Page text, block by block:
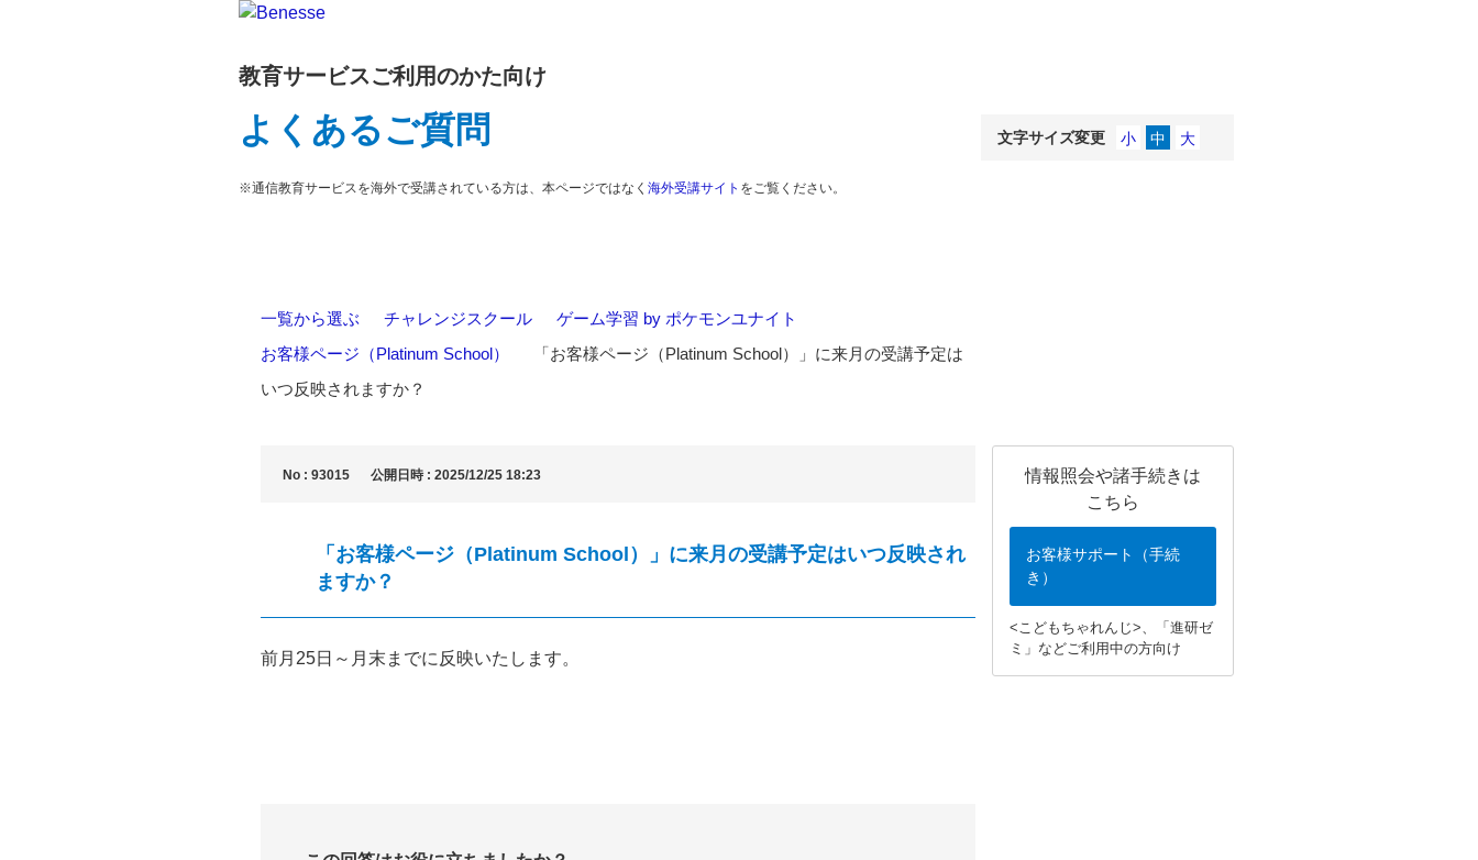
教育サービスご利用のかた向け
よくあるご質問
※通信教育サービスを海外で受講されている方は、本ページではなく 海外受講サイト をご覧ください。
文字サイズ変更
一覧から選ぶ チャレンジスクール ゲーム学習 by ポケモンユナイト
お客様ページ（Platinum School）
「お客様ページ（Platinum School）」に来月の受講予定は
いつ反映されますか？
情報照会や諸手続きは
こちら
お客様サポート（手続
き）
<こどもちゃれんじ>、「進研ゼ
ミ」などご利用中の方向け
No : 93015 公開日時 : 2025/12/25 18:23
「お客様ページ（Platinum School）」に来月の受講予定はいつ反映され
ますか？
前月25日～月末までに反映いたします。